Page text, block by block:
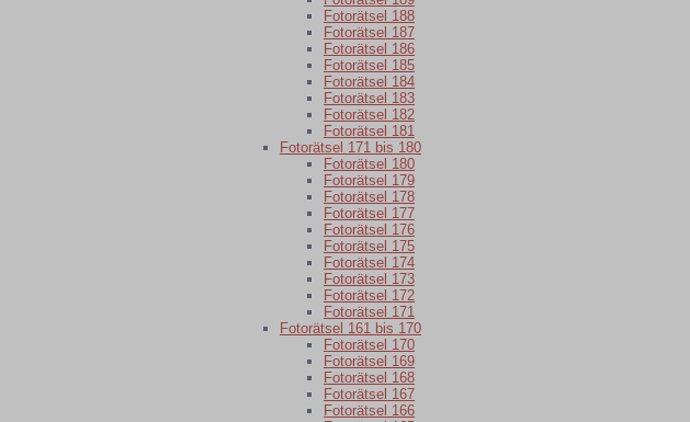
Fotorätsel 188
Fotorätsel 187
Fotorätsel 186
Fotorätsel 185
Fotorätsel 184
Fotorätsel 183
Fotorätsel 182
Fotorätsel 181
Fotorätsel 171 bis 180
Fotorätsel 180
Fotorätsel 179
Fotorätsel 178
Fotorätsel 177
Fotorätsel 176
Fotorätsel 175
Fotorätsel 174
Fotorätsel 173
Fotorätsel 172
Fotorätsel 171
Fotorätsel 161 bis 170
Fotorätsel 170
Fotorätsel 169
Fotorätsel 168
Fotorätsel 167
Fotorätsel 166